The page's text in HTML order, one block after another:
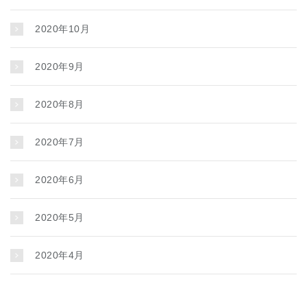
2020年10月
2020年9月
2020年8月
2020年7月
2020年6月
2020年5月
2020年4月